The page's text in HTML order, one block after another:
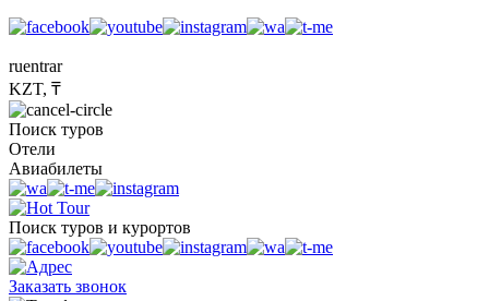
ruentrar
KZT, ₸
Поиск туров
Отели
Авиабилеты
Поиск туров и курортов
Заказать звонок